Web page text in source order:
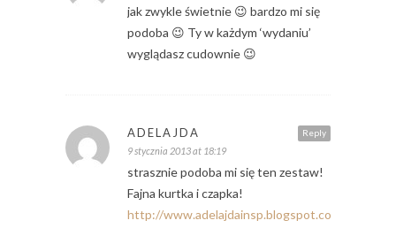
jak zwykle świetnie 😉 bardzo mi się
podoba 😉 Ty w każdym ‘wydaniu’
wyglądasz cudownie 😉
Reply
ADELAJDA
9 stycznia 2013 at 18:19
strasznie podoba mi się ten zestaw!
Fajna kurtka i czapka!
http://www.adelajdainsp.blogspot.com